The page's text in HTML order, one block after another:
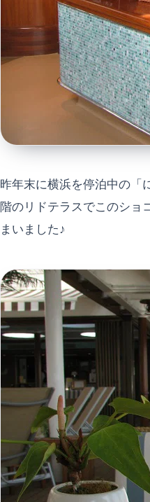
昨年末に横浜を停泊中の「
階のリドテラスでこのショ
まいました♪